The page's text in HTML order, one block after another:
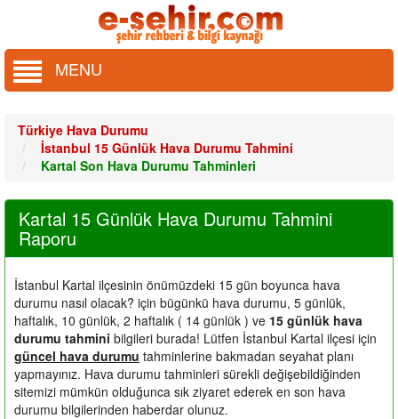
MENU
Türkiye Hava Durumu
İstanbul 15 Günlük Hava Durumu Tahmini
Kartal Son Hava Durumu Tahminleri
Kartal 15 Günlük Hava Durumu Tahmini
Raporu
İstanbul Kartal ilçesinin önümüzdeki 15 gün boyunca hava
durumu nasıl olacak? için bügünkü hava durumu, 5 günlük,
haftalık, 10 günlük, 2 haftalık ( 14 günlük ) ve 15 günlük hava
durumu tahmini bilgileri burada! Lütfen İstanbul Kartal ilçesi için
güncel hava durumu tahminlerine bakmadan seyahat planı
yapmayınız. Hava durumu tahminleri sürekli değişebildiğinden
sitemizi mümkün olduğunca sık ziyaret ederek en son hava
durumu bilgilerinden haberdar olunuz.